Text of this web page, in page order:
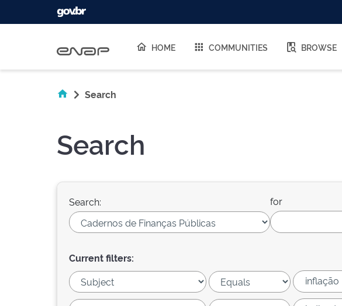
HOME COMMUNITIES BROWSE
Search
Search
Search: for
Current filters: